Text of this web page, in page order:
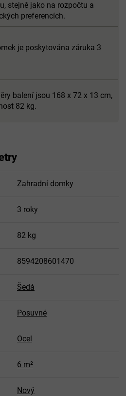
stejně jako na rozpočtu a
preferencích.
je poskytována záruka 3
balení jsou 168 x 72 x 13 cm,
82 kg.
Zahradní domky
3 roky
82 kg
8594208601470
Šedá
Posuvné
Ocel
6 m²
Nový